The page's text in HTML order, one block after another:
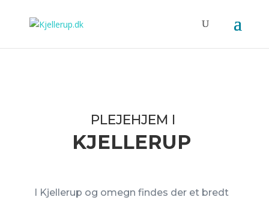
PLEJEHJEM I
KJELLERUP
I Kjellerup og omegn findes der et bredt